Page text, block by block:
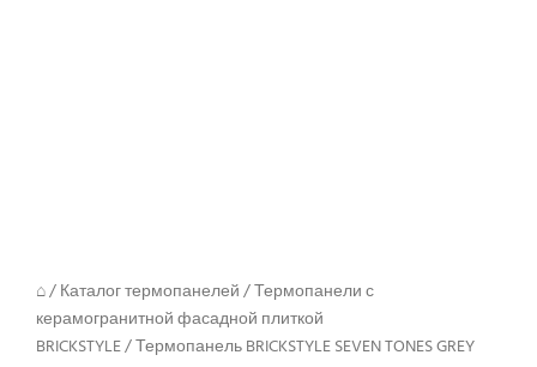
⌂/Каталог термопанелей/Термопанели с
керамогранитной фасадной плиткой
BRICKSTYLE/Термопанель BRICKSTYLE SEVEN TONES GREY